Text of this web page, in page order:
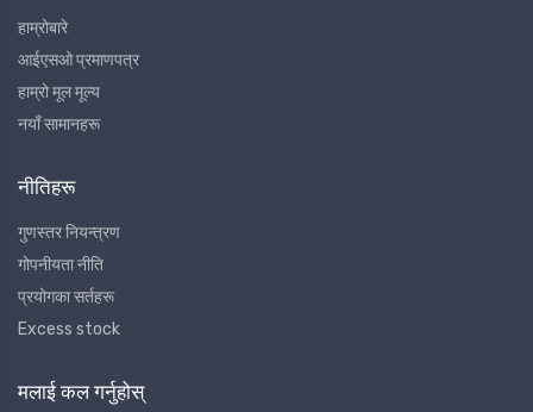
हाम्रोबारे
आईएसओ प्रमाणपत्र
हाम्रो मूल मूल्य
नयाँ सामानहरू
नीतिहरू
गुणस्तर नियन्त्रण
गोपनीयता नीति
प्रयोगका सर्तहरू
Excess stock
मलाई कल गर्नुहोस्